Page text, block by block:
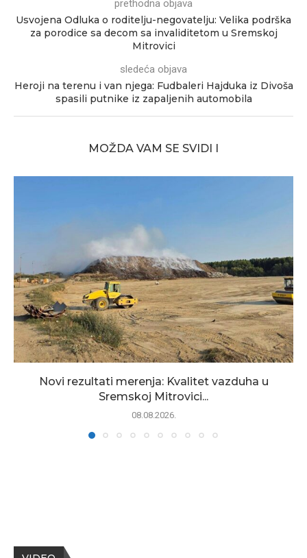
prethodna objava
Usvojena Odluka o roditelju-negovatelju: Velika podrška
za porodice sa decom sa invaliditetom u Sremskoj
Mitrovici
sledeća objava
Heroji na terenu i van njega: Fudbaleri Hajduka iz Divoša
spasili putnike iz zapaljenih automobila
MOŽDA VAM SE SVIDI I
Novi rezultati merenja: Kvalitet vazduha u
Sremskoj Mitrovici...
08.08.2026.